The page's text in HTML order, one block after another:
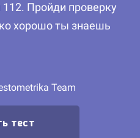
Пройди проверку
хорошо ты знаешь
Team
тест